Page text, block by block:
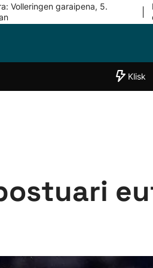
Volleringen garaipena, 5.
"Helmuga"
Klisk